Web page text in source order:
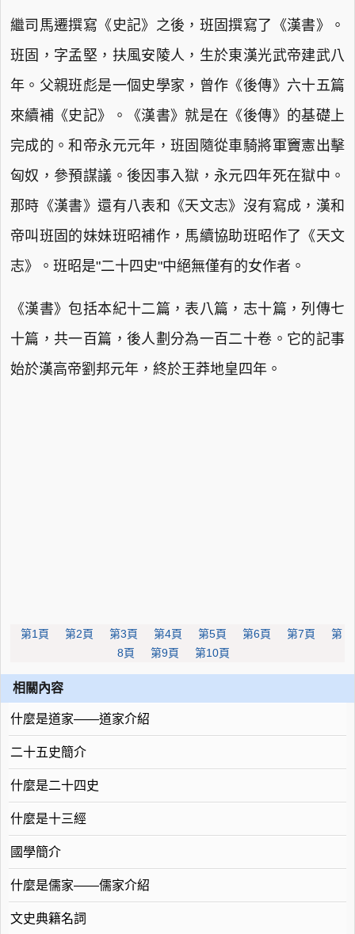
繼司馬遷撰寫《史記》之後，班固撰寫了《漢書》。
班固，字孟堅，扶風安陵人，生於東漢光武帝建武八
年。父親班彪是一個史學家，曾作《後傳》六十五篇
來續補《史記》。《漢書》就是在《後傳》的基礎上
完成的。和帝永元元年，班固隨從車騎將軍竇憲出擊
匈奴，參預謀議。後因事入獄，永元四年死在獄中。
那時《漢書》還有八表和《天文志》沒有寫成，漢和
帝叫班固的妹妹班昭補作，馬續協助班昭作了《天文
志》。班昭是"二十四史"中絕無僅有的女作者。
《漢書》包括本紀十二篇，表八篇，志十篇，列傳七
十篇，共一百篇，後人劃分為一百二十卷。它的記事
始於漢高帝劉邦元年，終於王莽地皇四年。
第1頁 第2頁 第3頁 第4頁 第5頁 第6頁 第7頁
第
8頁
第9頁 第10頁
相關內容
什麼是道家——道家介紹
二十五史簡介
什麼是二十四史
什麼是十三經
國學簡介
什麼是儒家——儒家介紹
文史典籍名詞